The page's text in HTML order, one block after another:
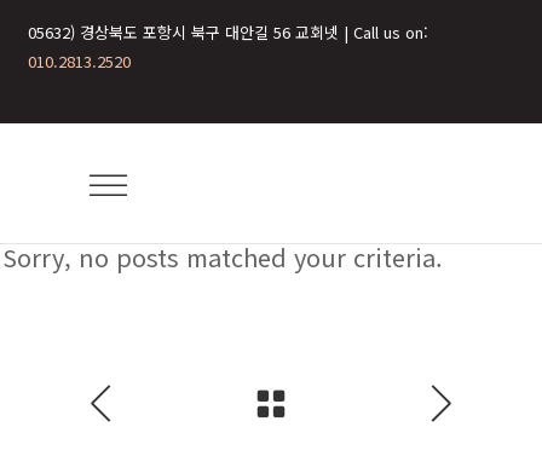
05632) 경상북도 포항시 북구 대안길 56 교회넷 | Call us on:
010.2813.2520
Sorry, no posts matched your criteria.